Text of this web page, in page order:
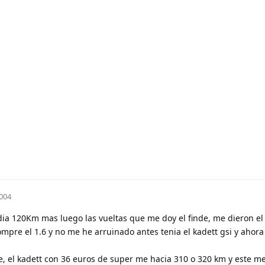
120Km mas luego las vueltas que me doy el finde, me dieron el
el 1.6 y no me he arruinado antes tenia el kadett gsi y
el kadett con 36 euros de super me hacia 310 o 320 km y este